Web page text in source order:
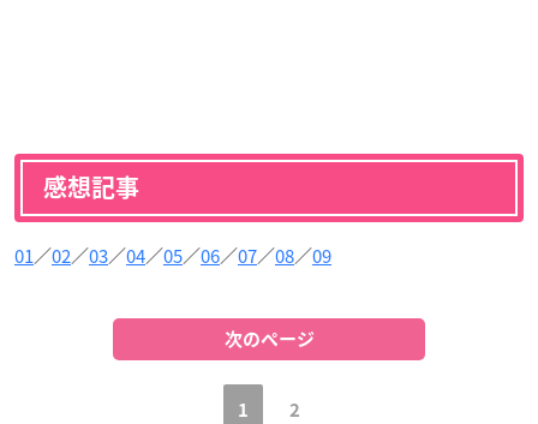
感想記事
01／02／03／04／05／06／07／08／09
次のページ
1 2